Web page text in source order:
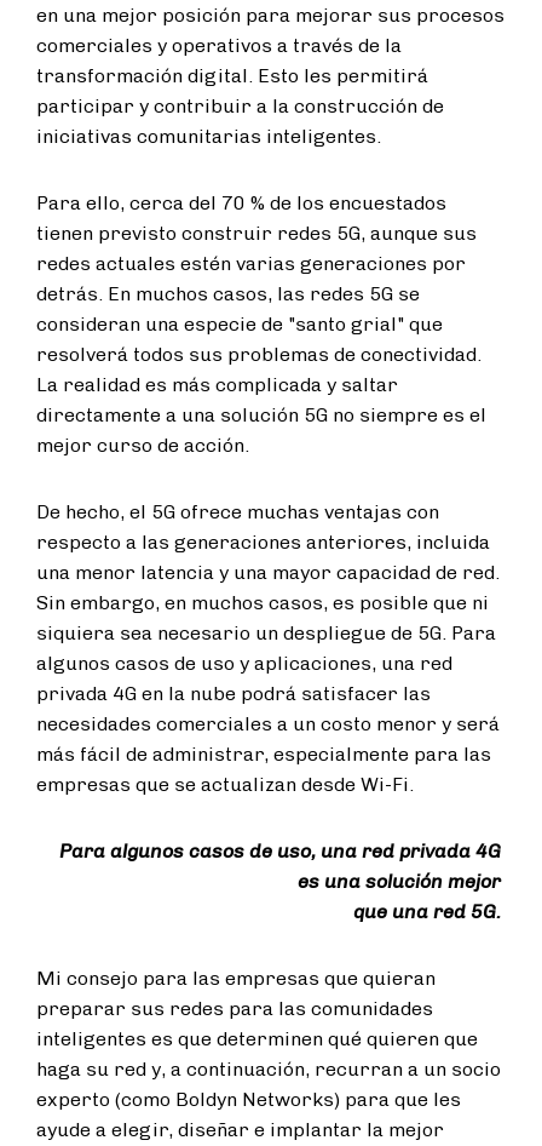
en una mejor posición para mejorar sus procesos
comerciales y operativos a través de la
transformación digital. Esto les permitirá
participar y contribuir a la construcción de
iniciativas comunitarias inteligentes.
Para ello, cerca del 70 % de los encuestados
tienen previsto construir redes 5G, aunque sus
redes actuales estén varias generaciones por
detrás. En muchos casos, las redes 5G se
consideran una especie de "santo grial" que
resolverá todos sus problemas de conectividad.
La realidad es más complicada y saltar
directamente a una solución 5G no siempre es el
mejor curso de acción.
De hecho, el 5G ofrece muchas ventajas con
respecto a las generaciones anteriores, incluida
una menor latencia y una mayor capacidad de red.
Sin embargo, en muchos casos, es posible que ni
siquiera sea necesario un despliegue de 5G. Para
algunos casos de uso y aplicaciones, una red
privada 4G en la nube podrá satisfacer las
necesidades comerciales a un costo menor y será
más fácil de administrar, especialmente para las
empresas que se actualizan desde Wi-Fi.
Para algunos casos de uso, una red privada 4G
es una solución mejor
que una red 5G.
Mi consejo para las empresas que quieran
preparar sus redes para las comunidades
inteligentes es que determinen qué quieren que
haga su red y, a continuación, recurran a un socio
experto (como Boldyn Networks) para que les
ayude a elegir, diseñar e implantar la mejor